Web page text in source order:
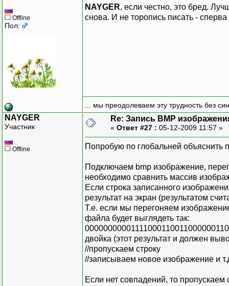
Offline
Пол:
NAYGER, если честно, это бред.
снова. И не торопись писать -
... мы преодолеваем эту трудность без
NAYGER
Участник
Offline
Re: Запись BMP
« Ответ #27 : 05-12-2009 11:57 »
Попробую по глобальней объяснить
Подключаем bmp изображение,
необходимо сравнить массив
Если строка записанного
результат на экран (результатом
Т.е. если мы перегоняем
файла будет выглядеть так:
двойка (этот результат и должен
//пропускаем строку
//записываем новое изображение и
Если нет совпадений, то